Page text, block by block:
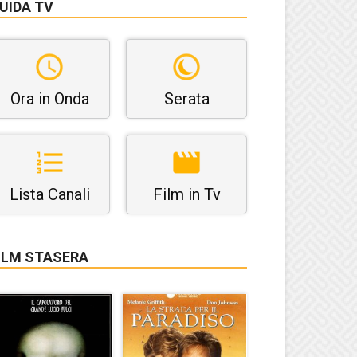
TV
Ora in Onda Serata
Lista Canali Film in Tv
STASERA